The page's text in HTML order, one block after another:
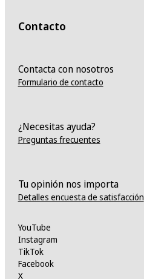
Contacto
Contacta con nosotros
Formulario de contacto
¿Necesitas ayuda?
Preguntas frecuentes
Tu opinión nos importa
Detalles encuesta de satisfacción
YouTube
Instagram
TikTok
Facebook
X